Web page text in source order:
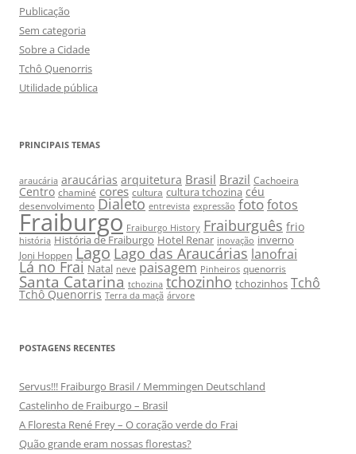
Publicação
Sem categoria
Sobre a Cidade
Tchô Quenorris
Utilidade pública
PRINCIPAIS TEMAS
araucária araucárias arquitetura Brasil Brazil Cachoeira
Centro chaminé cores cultura cultura tchozina céu
desenvolvimento Dialeto entrevista expressão fotofotos
Fraiburgo Fraiburgo History Fraiburguês frio
história História de Fraiburgo Hotel Renar inovação inverno
Joni Hoppen Lago Lago das Araucárias lanofrai
Lá no Frai Natal neve paisagem Pinheiros quenorris
Santa Catarina tchozina tchozinho tchozinhos Tchô
Tchô Quenorris Terra da maçã árvore
POSTAGENS RECENTES
Servus!!! Fraiburgo Brasil / Memmingen Deutschland
Castelinho de Fraiburgo – Brasil
A Floresta René Frey – O coração verde do Frai
Quão grande eram nossas florestas?